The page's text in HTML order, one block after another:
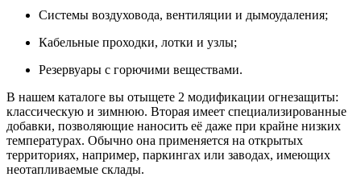
Системы воздуховода, вентиляции и дымоудаления;
Кабельные проходки, лотки и узлы;
Резервуары с горючими веществами.
В нашем каталоге вы отыщете 2 модификации огнезащиты:
классическую и зимнюю. Вторая имеет специализированные
добавки, позволяющие наносить её даже при крайне низких
температурах. Обычно она применяется на открытых
территориях, например, паркингах или заводах, имеющих
неотапливаемые склады.